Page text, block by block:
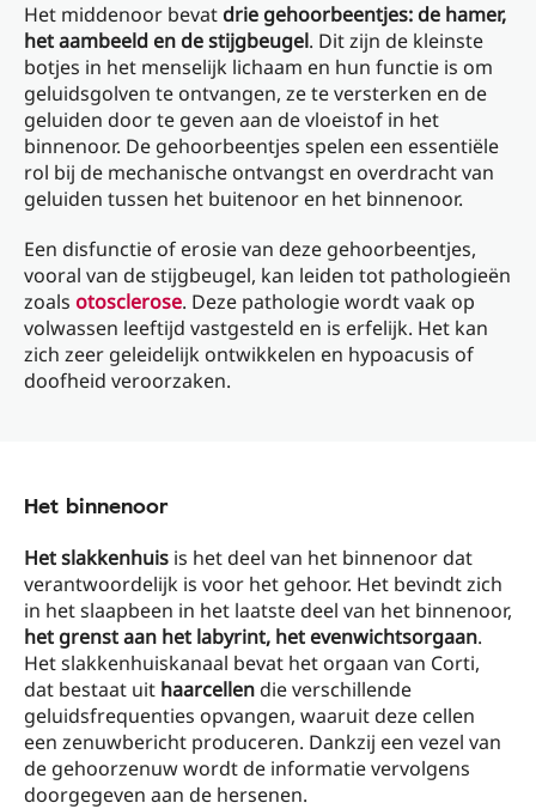
Het middenoor bevatdrie gehoorbeentjes: de hamer,
het aambeeld en de stijgbeugel. Dit zijn de kleinste
botjes in het menselijk lichaam en hun functie is om
geluidsgolven te ontvangen, ze te versterken en de
geluiden door te geven aan de vloeistof in het
binnenoor. De gehoorbeentjes spelen een essentiële
rol bij de mechanische ontvangst en overdracht van
geluiden tussen het buitenoor en het binnenoor.
Een disfunctie of erosie van deze gehoorbeentjes,
vooral van de stijgbeugel, kan leiden tot pathologieën
zoals otosclerose. Deze pathologie wordt vaak op
volwassen leeftijd vastgesteld en is erfelijk. Het kan
zich zeer geleidelijk ontwikkelen en hypoacusis of
doofheid veroorzaken.
Het binnenoor
Het slakkenhuis is het deel van het binnenoor dat
verantwoordelijk is voor het gehoor. Het bevindt zich
in het slaapbeen in het laatste deel van het binnenoor,
het grenst aan het labyrint, het evenwichtsorgaan.
Het slakkenhuiskanaal bevat het orgaan van Corti,
dat bestaat uit haarcellendie verschillende
geluidsfrequenties opvangen, waaruit deze cellen
een zenuwbericht produceren. Dankzij een vezel van
de gehoorzenuw wordt de informatie vervolgens
doorgegeven aan de hersenen.